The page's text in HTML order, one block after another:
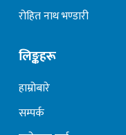
रोहित नाथ भण्डारी
लिङ्कहरू
हाम्रोबारे
सम्पर्क